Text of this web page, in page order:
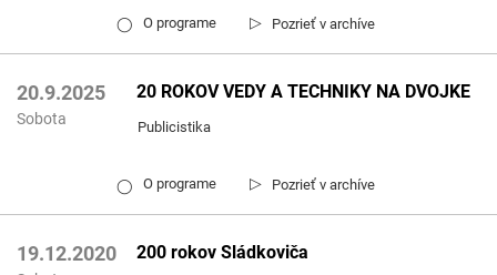
▷ Pozrieť v archíve
◯ O programe
▷ Pozrieť v archíve
20 ROKOV VEDY A TECHNIKY NA DVOJKE
Publicistika
Sobota
20.9.2025
◯ O programe
200 rokov Sládkoviča
19.12.2020